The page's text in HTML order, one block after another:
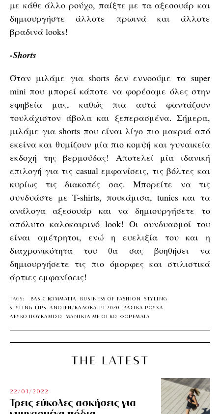
με κάθε άλλο ρούχο, παίξτε με τα αξεσουάρ και
δημιουργήστε άλλοτε πρωινά και άλλοτε
βραδινά looks!
-Shorts
Όταν μιλάμε για shorts δεν εννοούμε τα super
mini που μπορεί κάποτε να φορέσαμε όλες στην
εφηβεία μας, καθώς πια αυτά φαντάζουν
τουλάχιστον άβολα και ξεπερασμένα. Σήμερα,
μιλάμε για shorts που είναι λίγο πιο μακριά από
εκείνα και θυμίζουν μία πιο κομψή και γυναικεία
εκδοχή της βερμούδας! Αποτελεί μία ιδανική
επιλογή για τις casual εμφανίσεις, τις βόλτες και
κυρίως τις διακοπές σας. Μπορείτε να τις
συνδυάστε με T-shirts, πουκάμισα, tunics και τα
ανάλογα αξεσουάρ και να δημιουργήσετε το
απόλυτο καλοκαιρινό look! Οι συνδυασμοί του
είναι αμέτρητοι, ενώ η ευελιξία του και η
διαχρονικότητα του θα σας βοηθήσει να
δημιουργήσετε τις πιο όμορφες και στιλιστικά
άρτιες εμφανίσεις!
TAGS: BASIC ΚΟΜΜΑΤΙΑ BUSINESS OF FASHION
STYLING
STYLING TIPS
ΑΝΟΙΞΗ/ΚΑΛΟΚΑΙΡΙ 2020
ΒΑΣΙΚΑ ΡΟΥΧΑ
ΛΕΥΚΟ ΠΟΥΚΑΜΙΣΟ
ΜΑΝΙΚΙΑ ΜΕ ΟΓΚΟ ΦΟΡΕΜΑΤΑ
THE LATEST
22/03/2022
Τρεις εύκολες ασκήσεις για